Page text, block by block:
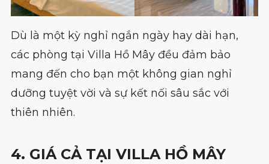
Dù là một kỳ nghỉ ngắn ngày hay dài hạn,
các phòng tại Villa Hồ Mây đều đảm bảo
mang đến cho bạn một không gian nghỉ
dưỡng tuyệt vời và sự kết nối sâu sắc với
thiên nhiên.
4. GIÁ CẢ TẠI VILLA HỒ MÂY